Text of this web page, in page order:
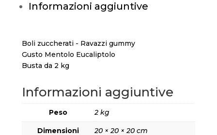
Informazioni aggiuntive
Boli zuccherati - Ravazzi gummy
Gusto Mentolo Eucaliptolo
Busta da 2 kg
Informazioni aggiuntive
Peso 2 kg
Dimensioni 20 × 20 × 20 cm